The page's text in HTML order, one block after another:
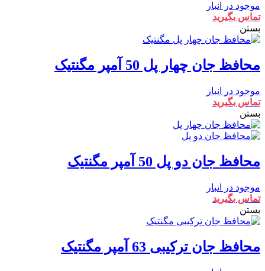
موجود در انبار
تماس بگیرید
بستن
محافظ جان چهار پل 50 آمپر مگنتیک
موجود در انبار
تماس بگیرید
بستن
محافظ جان دو پل 50 آمپر مگنتیک
موجود در انبار
تماس بگیرید
بستن
محافظ جان ترکیبی 63 آمپر مگنتیک